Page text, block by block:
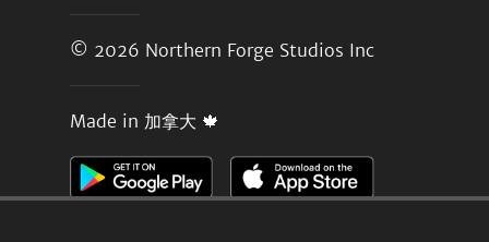
© 2026 Northern Forge Studios Inc
Made in 加拿大 🍁